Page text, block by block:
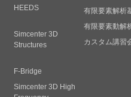
HEEDS
Simcenter 3D
Structures
F-Bridge
Simcenter 3D High
有限要素解析
有限要素動解
カスタム講習